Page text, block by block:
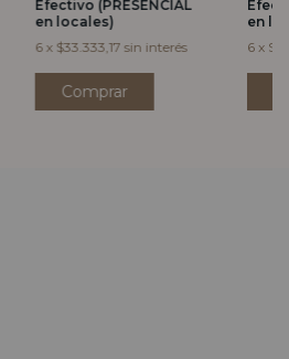
Efectivo (PRESENCIAL
en locales)
6 x $33.333,17 sin interés
Comprar
en
6 x